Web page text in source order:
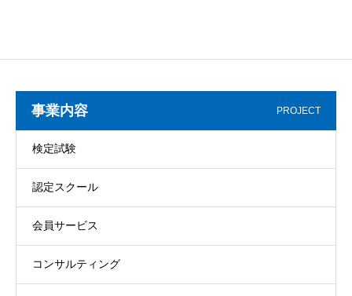
事業内容 PROJECT
検定試験
認定スクール
会員サービス
コンサルティング